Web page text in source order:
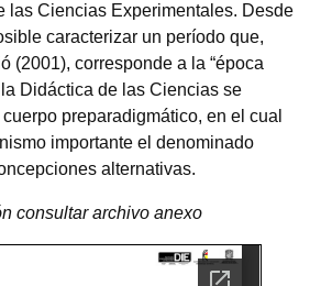
las Ciencias Experimentales. Desde
caracterizar un período que,
(2001), corresponde a la “época
Didáctica de las Ciencias se
preparadigmático, en el cual
importante el denominado
alternativas.
consultar archivo anexo